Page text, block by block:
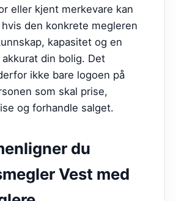
eller kjent merkevare kan
den konkrete megleren
kapasitet og en
din bolig. Det
ikke bare logoen på
som skal prise,
og forhandle salget.
du
Vest med